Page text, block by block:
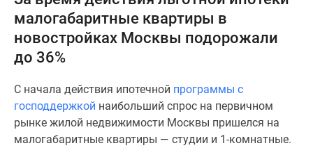
Новостройки
карте
Специальные
Коммерческие
помещения
Продавцы
малогабаритные квартиры в
новостройках Москвы подорожали
до 36%
С начала действия ипотечной программы с
господдержкой наибольший спрос на первичном
рынке жилой недвижимости Москвы пришелся на
малогабаритные квартиры — студии и 1-комнатные.